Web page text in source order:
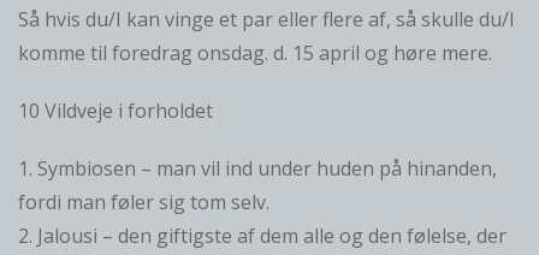
Så hvis du/I kan vinge et par eller flere af, så skulle du/I
komme til foredrag onsdag. d. 15 april og høre mere.
10 Vildveje i forholdet
1. Symbiosen – man vil ind under huden på hinanden,
fordi man føler sig tom selv.
2. Jalousi – den giftigste af dem alle og den følelse, der